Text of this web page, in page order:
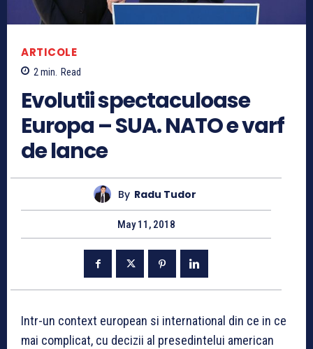
ARTICOLE
2min. Read
Evolutii spectaculoase
Europa – SUA. NATO e varf
de lance
By Radu Tudor
May 11, 2018
Intr-un context european si international din ce in ce
mai complicat, cu decizii al presedintelui american